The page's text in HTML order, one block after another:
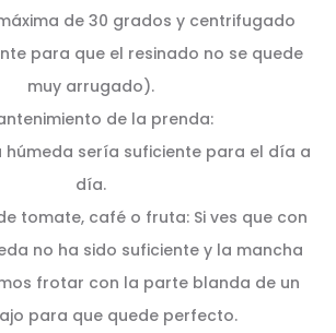
de 30 grados y centrifugado
para que el resinado no se quede
muy arrugado).
de la prenda:
húmeda sería suficiente para el día a
día.
tomate, café o fruta: Si ves que con
no ha sido suficiente y la mancha
frotar con la parte blanda de un
para que quede perfecto.